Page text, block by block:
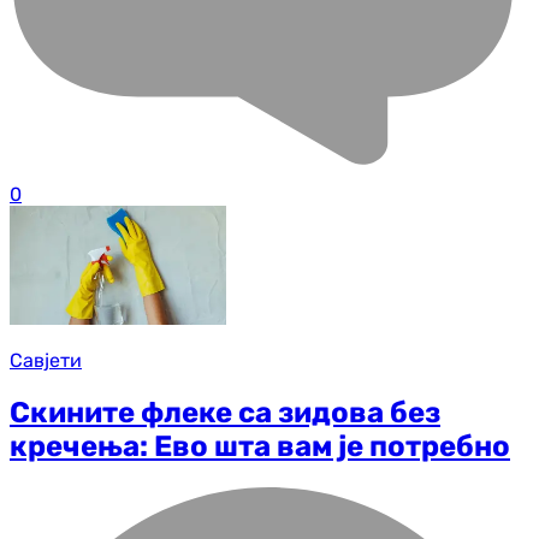
0
Савјети
Скините флеке са зидова без
кречења: Ево шта вам је потребно